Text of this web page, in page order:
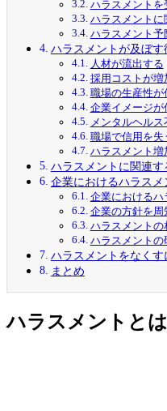
ハラスメントを
ハラスメント
ハラスメント
ハラスメントが及ぼ
人材が流出する
採用コストが増
職場の生産性が
企業イメージが
メンタルヘル
職場で信用を失
ハラスメント増
ハラスメントに関連す
企業におけるハラス
企業におけるハ
企業の方針を周
ハラスメントの
ハラスメントの
ハラスメントをなくす
まとめ
ハラスメントと